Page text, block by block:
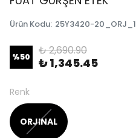
Ürün Kodu: 25Y3420-20_ORJ_1
%50 ₺ 2,690.90
₺ 1,345.45
Renk
ORJINAL